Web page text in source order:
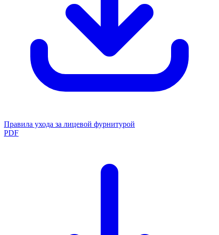
Правила ухода за лицевой фурнитурой
PDF